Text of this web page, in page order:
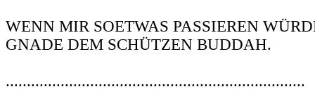
WENN MIR SOETWAS PASSIEREN
GNADE DEM SCHÜTZEN BUDDAH.
.......................................................................